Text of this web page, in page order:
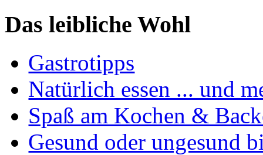
Das leibliche Wohl
Gastrotipps
Natürlich essen ... und
Spaß am Kochen &
Gesund oder ungesund